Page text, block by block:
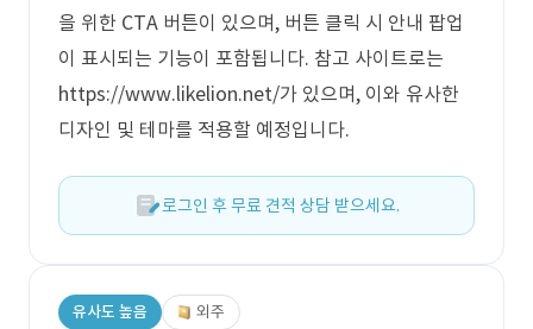
을 위한 CTA 버튼이 있으며, 버튼 클릭 시 안내 팝업
이 표시되는 기능이 포함됩니다. 참고 사이트로는
https://www.likelion.net/가 있으며, 이와 유사한
디자인 및 테마를 적용할 예정입니다.
로그인 후 무료 견적 상담 받으세요.
유사도 높음 외주